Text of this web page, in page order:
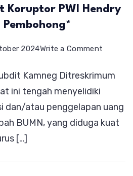
Koruptor PWI Hendry
Pembohong*
2024Write a Comment
Hanya
dari
Kamneg Ditreskrimum
ini tengah menyelidiki
dan/atau penggelapan uang
BUMN, yang diduga kuat
[…]